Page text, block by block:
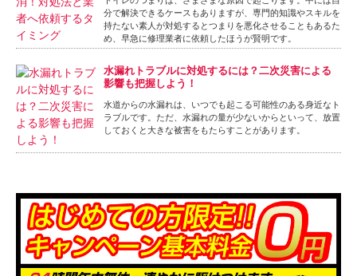
分で解決できるケースもありますが、専門的知識やスキルを
持たない素人が対処するとつまりを悪化させることもあるた
め、早急に修理業者に依頼したほうが賢明です。
水漏れトラブルに対処するには？二次災害による
影響も把握しよう！
水道からの水漏れは、いつでも起こる可能性のある身近なト
ラブルです。ただ、水漏れの量が少ないからといって、放置
しておくと大きな被害をもたらすことがあります。